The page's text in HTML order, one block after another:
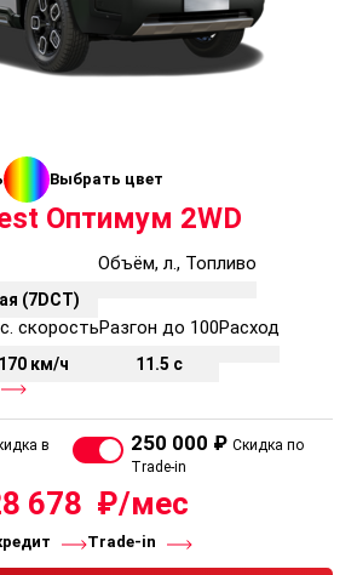
Выбрать цвет
Оптимум 2WD
(7DCT)
Объём, л., Топливо
скорость
170 км/ч
Разгон до 100
11.5 с
Расход
в
250 000 ₽ Скидка по
Trade-in
678
Trade-in